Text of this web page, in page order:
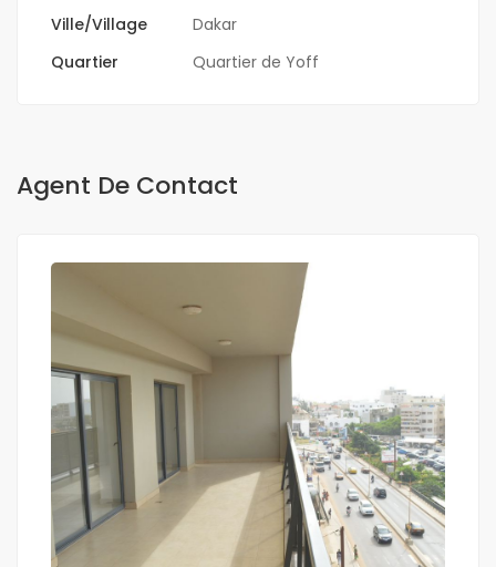
Ville/Village
Dakar
Quartier
Quartier de Yoff
Agent De Contact